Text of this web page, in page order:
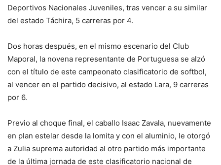
Deportivos Nacionales Juveniles, tras vencer a su similar
del estado Táchira, 5 carreras por 4.
Dos horas después, en el mismo escenario del Club
Maporal, la novena representante de Portuguesa se alzó
con el título de este campeonato clasificatorio de softbol,
al vencer en el partido decisivo, al estado Lara, 9 carreras
por 6.
Previo al choque final, el caballo Isaac Zavala, nuevamente
en plan estelar desde la lomita y con el aluminio, le otorgó
a Zulia suprema autoridad al otro partido más importante
de la última jornada de este clasificatorio nacional de